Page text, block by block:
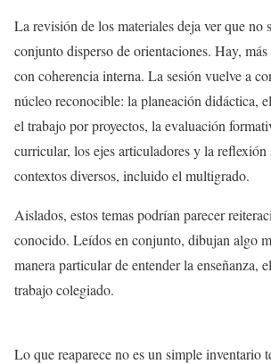
La revisión de los materiales deja ver que no
conjunto disperso de orientaciones. Hay,
con coherencia interna. La sesión vuelve a
núcleo reconocible: la planeación didáctica,
el trabajo por proyectos, la evaluación
curricular, los ejes articuladores y la reflexión
contextos diversos, incluido el multigrado.
Aislados, estos temas podrían parecer
conocido. Leídos en conjunto, dibujan algo
manera particular de entender la enseñanza,
trabajo colegiado.
Lo que reaparece no es un simple inventario